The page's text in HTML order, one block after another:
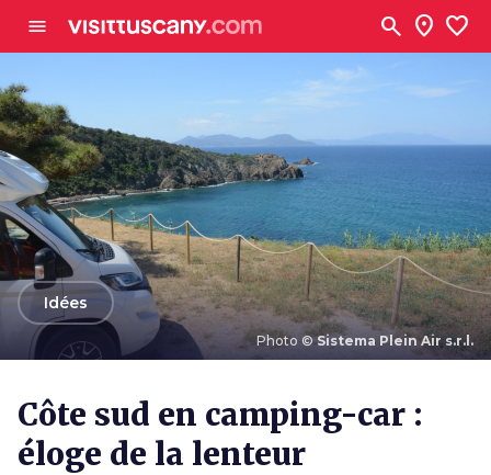
menu search location_on favorite
Photo ©Sistema Plein Air s.r.l.
arrow_backIdées
Côte sud en camping-car :
éloge de la lenteur